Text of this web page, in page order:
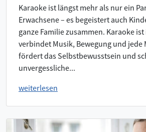
Karaoke ist längst mehr als nur ein
Erwachsene – es begeistert auch
ganze Familie zusammen. Karaoke ist
verbindet Musik, Bewegung und jede
fördert das Selbstbewusstsein und
unvergessliche...
weiterlesen